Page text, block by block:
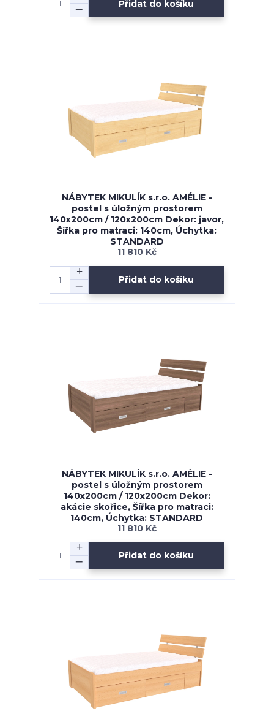
Přidat do košíku
NÁBYTEK MIKULÍK s.r.o. AMÉLIE -
postel s úložným prostorem
140x200cm / 120x200cm Dekor: javor,
Šířka pro matraci: 140cm, Úchytka:
STANDARD
11 810 Kč
Přidat do košíku
NÁBYTEK MIKULÍK s.r.o. AMÉLIE -
postel s úložným prostorem
140x200cm / 120x200cm Dekor:
akácie skořice, Šířka pro matraci:
140cm, Úchytka: STANDARD
11 810 Kč
Přidat do košíku